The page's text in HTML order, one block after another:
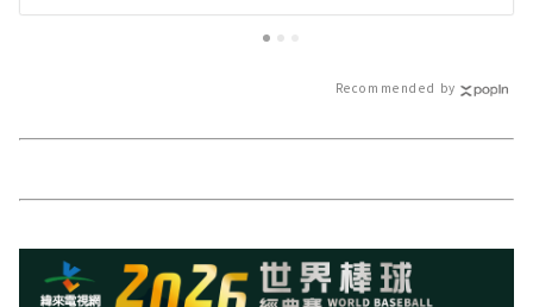
現農村特色∣花蓮新聞網官方網站
各類新聞－最快速的今日新聞報導
蓮新聞網官方網
Recommended by